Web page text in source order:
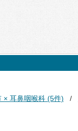
× 耳鼻咽喉科 (5件)